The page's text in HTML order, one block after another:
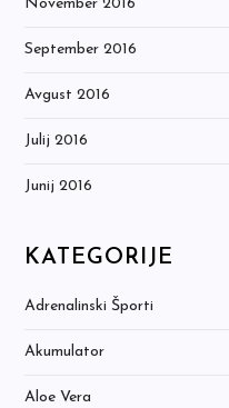
November 2016
September 2016
Avgust 2016
Julij 2016
Junij 2016
KATEGORIJE
Adrenalinski Športi
Akumulator
Aloe Vera